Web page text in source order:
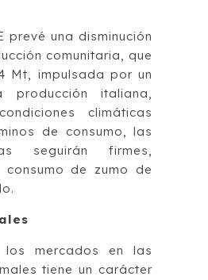
prevé una disminución
comunitaria, que
Mt, impulsada por un
producción italiana,
climáticas
de consumo, las
seguirán firmes,
de zumo de
mercados en las
tiene un carácter